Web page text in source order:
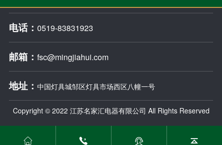
电话： 0519-83831923
邮箱： fsc@mingjiahui.com
地址： 中国灯具城邹区灯具市场西区八幢一号
Copyright © 2022 江苏名家汇电器有限公司 All Rights Reserved